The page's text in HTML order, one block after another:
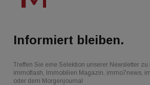
Informiert bleiben.
Treffen Sie eine Selektion unserer Newsletter zu
immoflash, Immobilien Magazin, immo7news,
oder dem Morgenjournal